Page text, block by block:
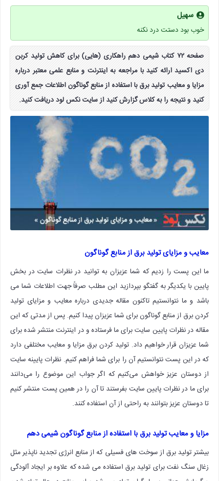
سهیل
خوب بود دستت درد نکنه
صفحه ۷۲ کتاب شیمی دهم راهکاری (هایی) برای کاهش تولید کربن
دی اکسید ارائه کنید با مراجعه به اینترنت و منابع علمی معتبر درباره
مزایا و معایب تولید برق با استفاده از منابع گوناگون اطلاعات جمع آوری
کنید و نتیجه را به کلاس گزارش کنید از سایت نکس لود دریافت کنید.
معایب و مزایای تولید برق از منابع گوناگون
ما این پست را زدیم که شما عزیزان به توانید در نظرات سایت در بخش
پایین با یکدیگر به گفتگو بپردازید این مطلب صرفاً جهت اطلاعات شما می
باشد و ما نتوانستیم تاکنون مقاله جدیدی درباره معایب و مزایای تولید
کردن برق از منابع گوناگون برای شما عزیزان پیدا کنیم. پس از مدتی که این
مقاله در نظرات پایین سایت برای ما فرستاده و در اینترنت منتشر شده برای
شما عزیزان قرار خواهیم داد. تولید کردن برق مزایا و معایب مختلفی دارد
که در این پست نتوانستیم آن را برای شما فراهم کنیم. نظرات پایینه سایت
از دوستان عزیز خواهش می‌کنیم که اگر جواب این موضوع را می‌دانند
برای ما در نظرات پایین سایت بفرستند تا آن را در همین پست منتشر کنیم
تا دوستان عزیز بتوانند به راحتی از آن استفاده کنند.
مزایا و معایب تولید برق با استفاده از منابع گوناگون شیمی دهم
بیشتر تولید برق از سوخت های فسیلی که از منابع انرژی تجدید ناپذیر مثل
زغال سنگ نفت برای تولید برق استفاده می شده که علاوه بر ایجاد آلودگی